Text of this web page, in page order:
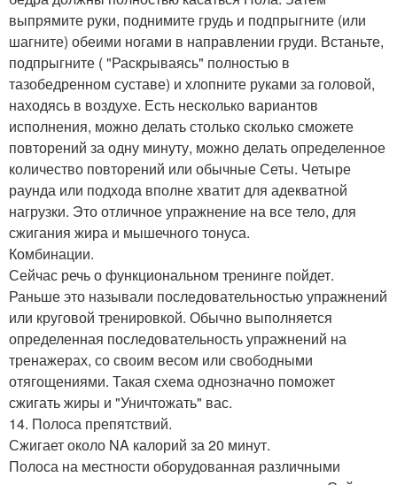
выпрямите руки, поднимите грудь и подпрыгните (или
шагните) обеими ногами в направлении груди. Встаньте,
подпрыгните ( "Раскрываясь" полностью в
тазобедренном суставе) и хлопните руками за головой,
находясь в воздухе. Есть несколько вариантов
исполнения, можно делать столько сколько сможете
повторений за одну минуту, можно делать определенное
количество повторений или обычные Сеты. Четыре
раунда или подхода вполне хватит для адекватной
нагрузки. Это отличное упражнение на все тело, для
сжигания жира и мышечного тонуса.
Комбинации.
Сейчас речь о функциональном тренинге пойдет.
Раньше это называли последовательностью упражнений
или круговой тренировкой. Обычно выполняется
определенная последовательность упражнений на
тренажерах, со своим весом или свободными
отягощениями. Такая схема однозначно поможет
сжигать жиры и "Уничтожать" вас.
14. Полоса препятствий.
Сжигает около NA калорий за 20 минут.
Полоса на местности оборудованная различными